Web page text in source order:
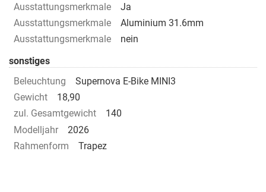
Ausstattungsmerkmale
Ja
Ausstattungsmerkmale
Aluminium 31.6mm
Ausstattungsmerkmale
nein
sonstiges
Beleuchtung
Supernova E-Bike MINI3
Gewicht
18,90
zul. Gesamtgewicht
140
Modelljahr
2026
Rahmenform
Trapez